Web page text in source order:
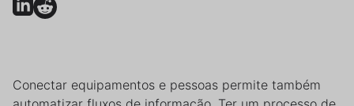
Conectar equipamentos e pessoas permite também